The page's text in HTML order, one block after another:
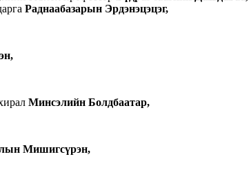
Раднаабазарын Эрдэнэцэцэг,
Минсэлийн Болдбаатар,
Мишигсүрэн,